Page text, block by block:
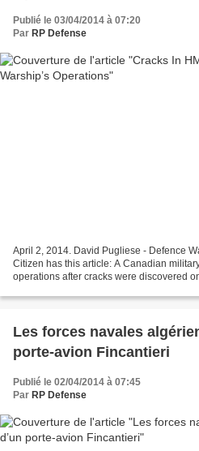
Publié le 03/04/2014 à 07:20
Par RP Defense
April 2, 2014. David Pugliese - Defence
Citizen has this article: A Canadian
operations after cracks were discovered
Les forces navales
porte-avion Fincantieri
Publié le 02/04/2014 à 07:45
Par RP Defense